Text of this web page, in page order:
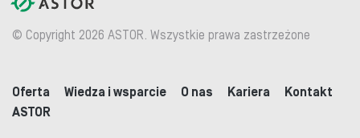
© Copyright 2026 ASTOR. Wszystkie prawa zastrzeżone
Oferta Wiedza i wsparcie O nas Kariera
Kontakt
ASTOR